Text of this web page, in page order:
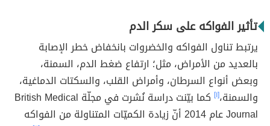
تأثير الفواكه على سكر الدم
يرتبط تناول الفواكه والخضروات بانخفاض خطر الإصابة
بالعديد من الأمراض، مثل؛ ارتفاع ضغط الدم، السمنة،
وبعض أنواع السرطان، وأمراض القلب، والسكتات الدماغية،
والسمنة،[١]
كما بيّنت دراسة نُشرت في مجلّة British Medical
Journal عام 2014 أنّ زيادة الكميّات المتناولة من الفواكه